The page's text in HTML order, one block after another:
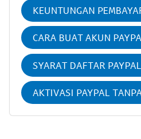
KEUNTUNGAN
CARA BUAT AKUN
SYARAT DAFTAR PAYPAL
AKTIVASI PAYPAL